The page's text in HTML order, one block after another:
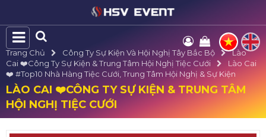
Trang Chủ Công Ty Sự Kiện Và Hội Nghị Tây Bắc Bộ
Lào
Cai ❤️️Công Ty Sự Kiện & Trung Tâm Hội Nghị Tiệc Cưới
Lào Cai
❤️️ #top10 Nhà Hàng Tiệc Cưới, Trung Tâm Hội Nghị & Sự Kiện
LÀO CAI ❤️️CÔNG TY SỰ KIỆN & TRUNG TÂM
HỘI NGHỊ TIỆC CƯỚI